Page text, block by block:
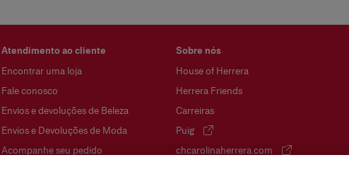
Atendimento ao cliente
Encontrar uma loja
Fale conosco
Envios e devoluções de Beleza
Envios e Devoluções de Moda
Acompanhe seu pedido
Sobre nós
House of Herrera
Herrera Friends
Carreiras
Puig
(abre em uma nova guia)
chcarolinaherrera.com
(abre em uma nova guia)